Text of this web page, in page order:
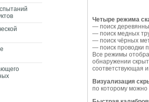
Четыре режима
— поиск
— поиск медных
— поиск чёрных
— поиск проводки
Все режимы
обнаружении
соответствующая
Визуализация
по которому можно